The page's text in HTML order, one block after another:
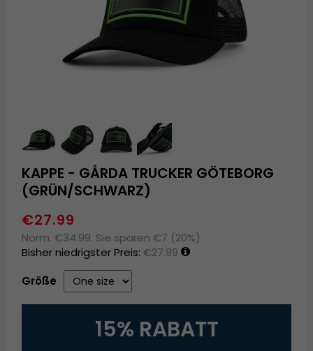
KAPPE - GÅRDA TRUCKER GÖTEBORG
(GRÜN/SCHWARZ)
€27.99
Norm. €34.99. Sie sparen €7 (20%)
Bisher niedrigster Preis: €27.99
Größe
15% RABATT